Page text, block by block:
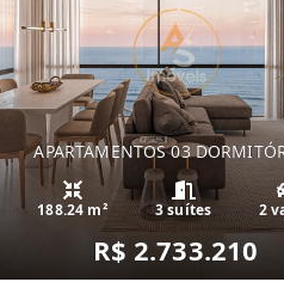
APARTAMENTOS 03
188.24 m² 3 suítes 2
R$ 2.733.210